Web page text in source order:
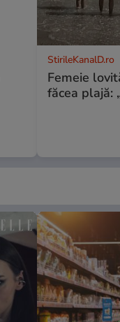
StirileKanalD.ro
Femeie
făcea plajă: